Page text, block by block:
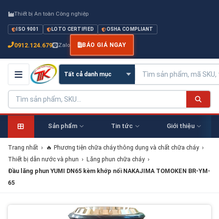
Thiết bị An toàn Công nghiệp
ISO 9001 LOTO CERTIFIED OSHA COMPLIANT
0912.124.679 Zalo BÁO GIÁ NGAY
Sản phẩm Tin tức Giới thiệu
Trang nhất › 🔥 Phương tiện chữa cháy thông dụng và chất chữa cháy ›
Thiết bị dẫn nước và phun › Lăng phun chữa cháy ›
Đầu lăng phun YUMI DN65 kèm khớp nối NAKAJIMA TOMOKEN BR-YM-
65